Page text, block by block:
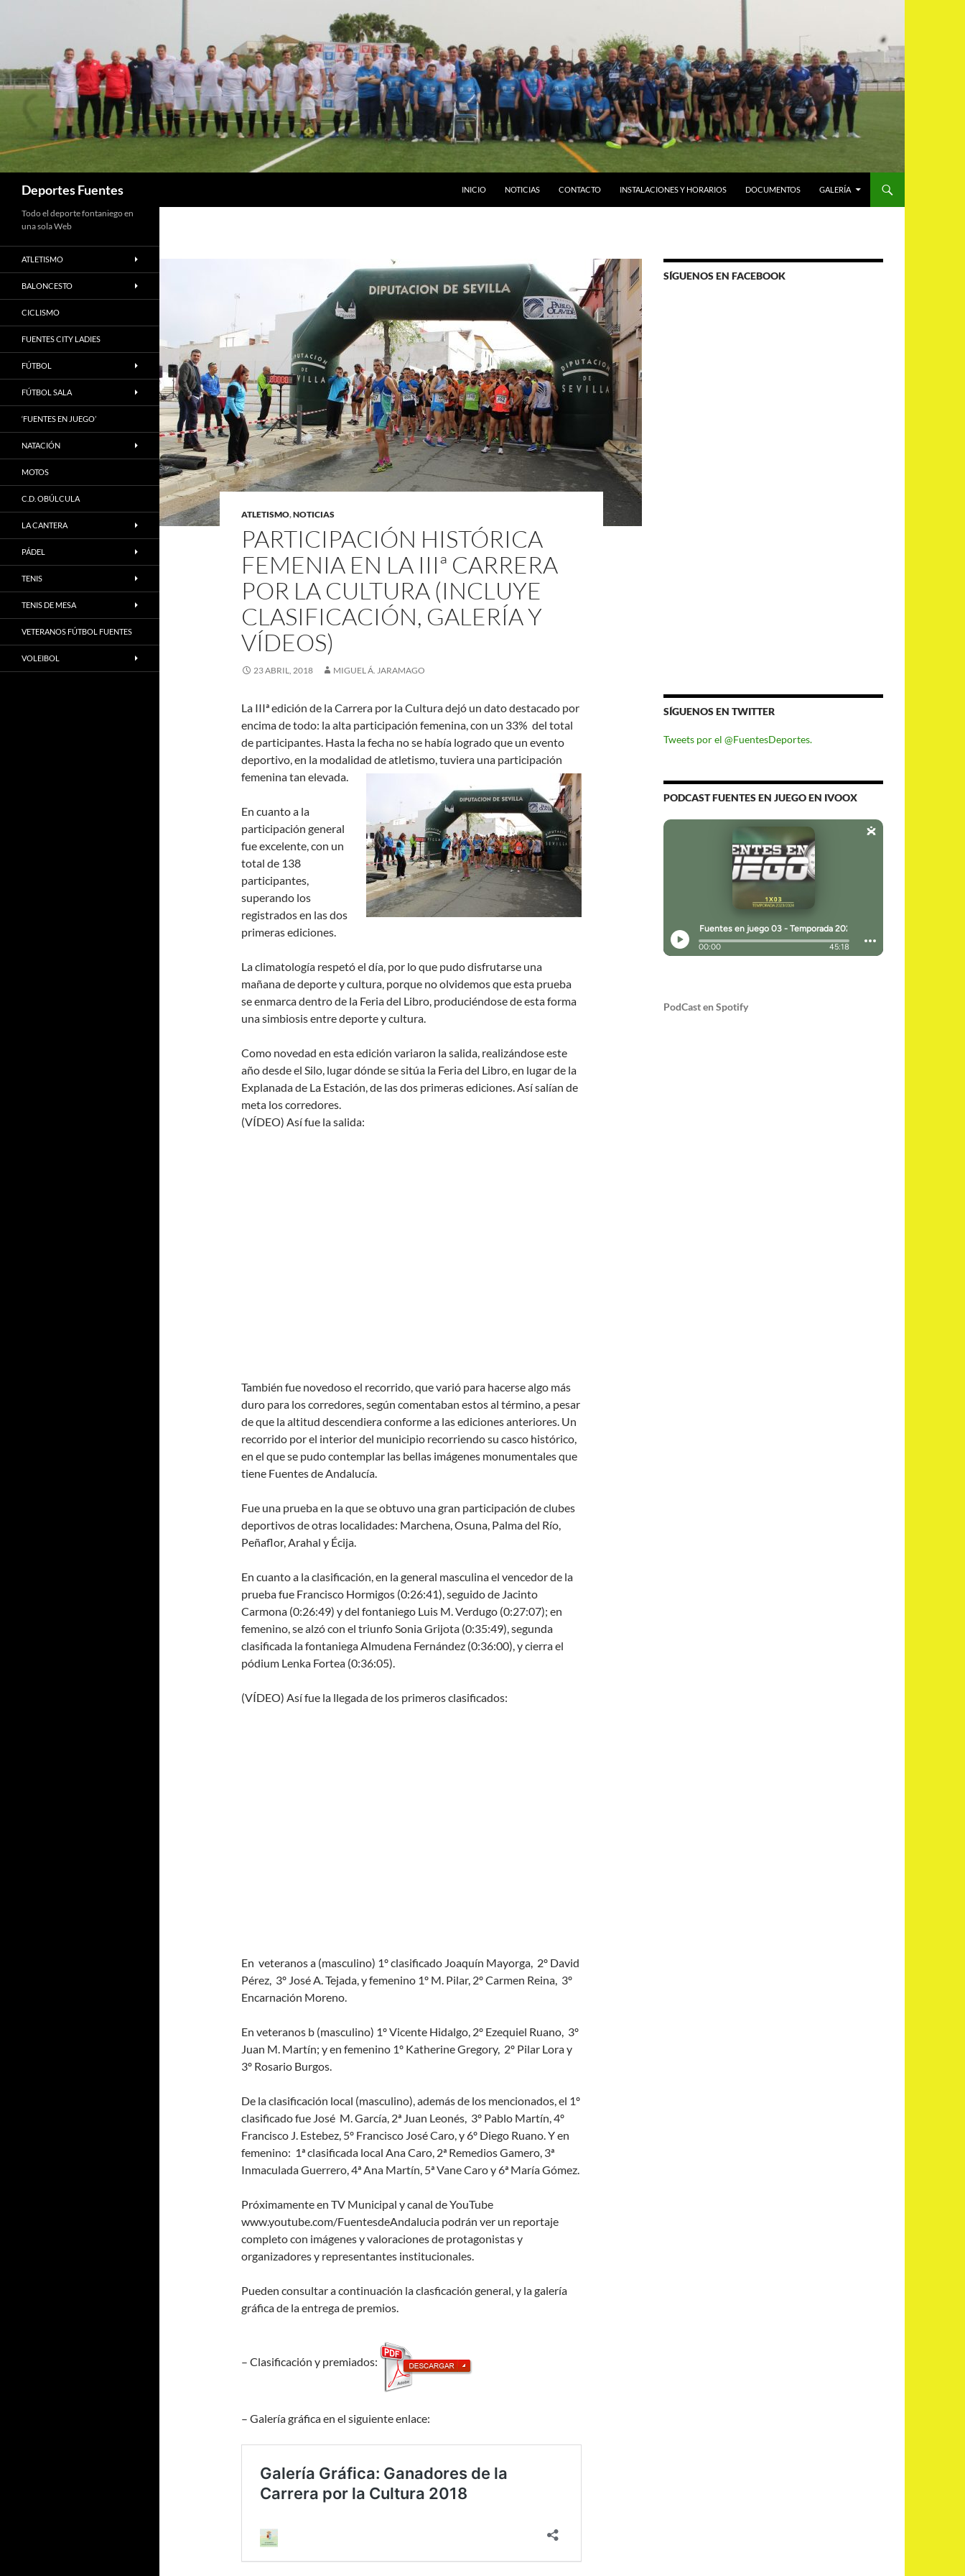
Deportes Fuentes INICIO NOTICIAS CONTACTO INSTALACIONES Y HORARIOS DOCUMENTOS GALERÍA
ATLETISMO,NOTICIAS
PARTICIPACIÓN HISTÓRICA
FEMENIA EN LA IIIª CARRERA
POR LA CULTURA (INCLUYE
CLASIFICACIÓN, GALERÍA Y
VÍDEOS)
23 ABRIL, 2018 MIGUEL Á. JARAMAGO
La IIIª edición de la Carrera por la Cultura dejó un dato destacado por
encima de todo: la alta participación femenina, con un 33% del total
de participantes. Hasta la fecha no se había logrado que un evento
deportivo, en la modalidad de atletismo, tuviera una participación
femenina tan elevada.
En cuanto a la
participación general
fue excelente, con un
total de 138
participantes,
superando los
registrados en las dos
primeras ediciones.
La climatología respetó el día, por lo que pudo disfrutarse una
mañana de deporte y cultura, porque no olvidemos que esta prueba
se enmarca dentro de la Feria del Libro, produciéndose de esta forma
una simbiosis entre deporte y cultura.
Como novedad en esta edición variaron la salida, realizándose este
año desde el Silo, lugar dónde se sitúa la Feria del Libro, en lugar de la
Explanada de La Estación, de las dos primeras ediciones. Así salían de
meta los corredores.
(VÍDEO) Así fue la salida:
También fue novedoso el recorrido, que varió para hacerse algo más
duro para los corredores, según comentaban estos al término, a pesar
de que la altitud descendiera conforme a las ediciones anteriores. Un
recorrido por el interior del municipio recorriendo su casco histórico,
en el que se pudo contemplar las bellas imágenes monumentales que
tiene Fuentes de Andalucía.
Fue una prueba en la que se obtuvo una gran participación de clubes
deportivos de otras localidades: Marchena, Osuna, Palma del Río,
Peñaflor, Arahal y Écija.
En cuanto a la clasificación, en la general masculina el vencedor de la
prueba fue Francisco Hormigos (0:26:41), seguido de Jacinto
Carmona (0:26:49) y del fontaniego Luis M. Verdugo (0:27:07); en
femenino, se alzó con el triunfo Sonia Grijota (0:35:49), segunda
clasificada la fontaniega Almudena Fernández (0:36:00), y cierra el
pódium Lenka Fortea (0:36:05).
(VÍDEO) Así fue la llegada de los primeros clasificados:
En veteranos a (masculino) 1º clasificado Joaquín Mayorga, 2º David
Pérez, 3º José A. Tejada, y femenino 1º M. Pilar, 2º Carmen Reina, 3º
Encarnación Moreno.
En veteranos b (masculino) 1º Vicente Hidalgo, 2º Ezequiel Ruano, 3º
Juan M. Martín; y en femenino 1º Katherine Gregory, 2º Pilar Lora y
3º Rosario Burgos.
De la clasificación local (masculino), además de los mencionados, el 1º
clasificado fue José M. García, 2ª Juan Leonés, 3º Pablo Martín, 4º
Francisco J. Estebez, 5º Francisco José Caro, y 6º Diego Ruano. Y en
femenino: 1ª clasificada local Ana Caro, 2ª Remedios Gamero, 3ª
Inmaculada Guerrero, 4ª Ana Martín, 5ª Vane Caro y 6ª María Gómez.
Próximamente en TV Municipal y canal de YouTube
www.youtube.com/FuentesdeAndalucia podrán ver un reportaje
completo con imágenes y valoraciones de protagonistas y
organizadores y representantes institucionales.
Pueden consultar a continuación la clasficación general, y la galería
gráfica de la entrega de premios.
– Clasificación y premiados:
– Galería gráfica en el siguiente enlace:
SÍGUENOS EN FACEBOOK
SÍGUENOS EN TWITTER
Tweets por el @FuentesDeportes.
PODCAST FUENTES EN JUEGO EN IVOOX
PodCast en Spotify
Todo el deporte fontaniego en
una sola Web
ATLETISMO
BALONCESTO
CICLISMO
FUENTES CITY LADIES
FÚTBOL
FÚTBOL SALA
‘FUENTES EN JUEGO’
NATACIÓN
MOTOS
C.D. OBÚLCULA
LA CANTERA
PÁDEL
TENIS
TENIS DE MESA
VETERANOS FÚTBOL FUENTES
VOLEIBOL